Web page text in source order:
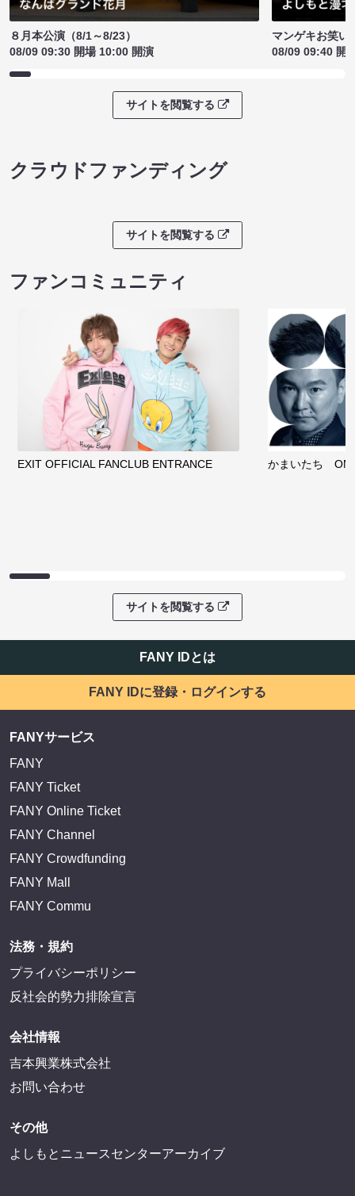
８月本公演（8/1～8/23）
08/09 09:30 開場 10:00 開演
マンゲキお笑い
08/09 09:40 開
サイトを閲覧する
クラウドファンディング
サイトを閲覧する
ファンコミュニティ
EXIT OFFICIAL FANCLUB ENTRANCE かまいたち
サイトを閲覧する
FANY IDとは
FANY IDに登録・ログインする
FANYサービス
FANY
FANY Ticket
FANY Online Ticket
FANY Channel
FANY Crowdfunding
FANY Mall
FANY Commu
法務・規約
プライバシーポリシー
反社会的勢力排除宣言
会社情報
吉本興業株式会社
お問い合わせ
その他
よしもとニュースセンターアーカイブ